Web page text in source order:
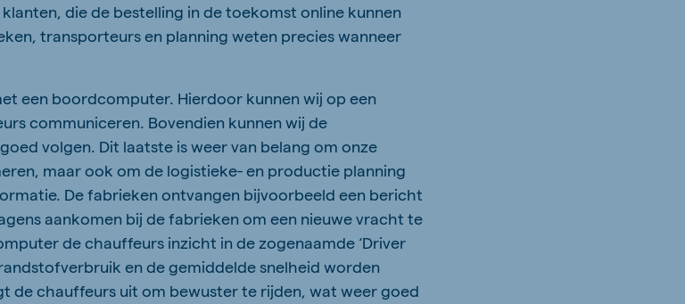
die de bestelling in de toekomst online kunnen
transporteurs en planning weten precies wanneer
een boordcomputer. Hierdoor kunnen wij op een
communiceren. Bovendien kunnen wij de
volgen. Dit laatste is weer van belang om onze
maar ook om de logistieke- en productie planning
De fabrieken ontvangen bijvoorbeeld een bericht
aankomen bij de fabrieken om een nieuwe vracht te
de chauffeurs inzicht in de zogenaamde ‘Driver
en de gemiddelde snelheid worden
de chauffeurs uit om bewuster te rijden, wat weer goed